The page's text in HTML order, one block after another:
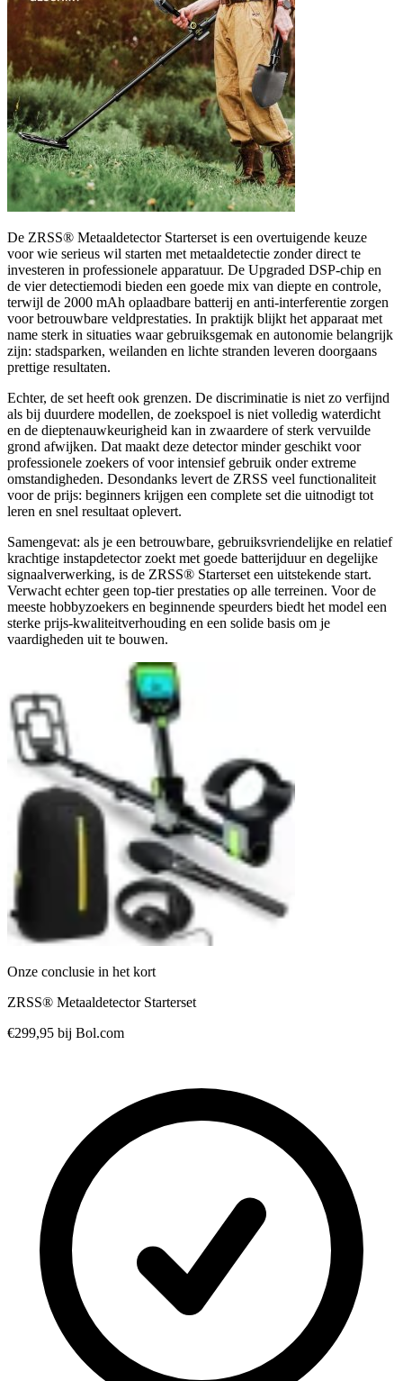
De ZRSS® Metaaldetector Starterset is een overtuigende keuze
voor wie serieus wil starten met metaaldetectie zonder direct te
investeren in professionele apparatuur. De Upgraded DSP-chip en
de vier detectiemodi bieden een goede mix van diepte en controle,
terwijl de 2000 mAh oplaadbare batterij en anti-interferentie zorgen
voor betrouwbare veldprestaties. In praktijk blijkt het apparaat met
name sterk in situaties waar gebruiksgemak en autonomie belangrijk
zijn: stadsparken, weilanden en lichte stranden leveren doorgaans
prettige resultaten.
Echter, de set heeft ook grenzen. De discriminatie is niet zo verfijnd
als bij duurdere modellen, de zoekspoel is niet volledig waterdicht
en de dieptenauwkeurigheid kan in zwaardere of sterk vervuilde
grond afwijken. Dat maakt deze detector minder geschikt voor
professionele zoekers of voor intensief gebruik onder extreme
omstandigheden. Desondanks levert de ZRSS veel functionaliteit
voor de prijs: beginners krijgen een complete set die uitnodigt tot
leren en snel resultaat oplevert.
Samengevat: als je een betrouwbare, gebruiksvriendelijke en relatief
krachtige instapdetector zoekt met goede batterijduur en degelijke
signaalverwerking, is de ZRSS® Starterset een uitstekende start.
Verwacht echter geen top-tier prestaties op alle terreinen. Voor de
meeste hobbyzoekers en beginnende speurders biedt het model een
sterke prijs-kwaliteitverhouding en een solide basis om je
vaardigheden uit te bouwen.
Onze conclusie in het kort
ZRSS® Metaaldetector Starterset
€299,95 bij Bol.com